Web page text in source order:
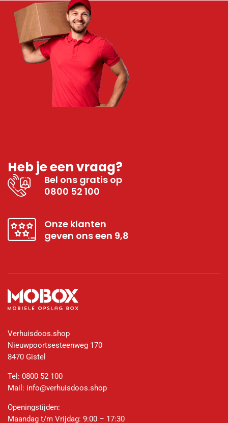
Heb je een vraag?
Bel ons gratis op
0800 52 100
Onze klanten
geven ons een 9,8
Verhuisdoos.shop
Nieuwpoortsesteenweg 170
8470 Gistel
Tel: 0800 52 100
Mail: info@verhuisdoos.shop
Openingstijden:
Maandag t/m Vrijdag: 9:00 – 17:30